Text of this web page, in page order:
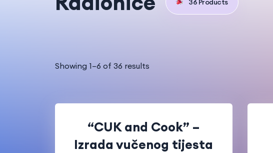
36 Products
Showing 1–6 of 36 results
“CUK and Cook” –
Izrada vučenog tijesta